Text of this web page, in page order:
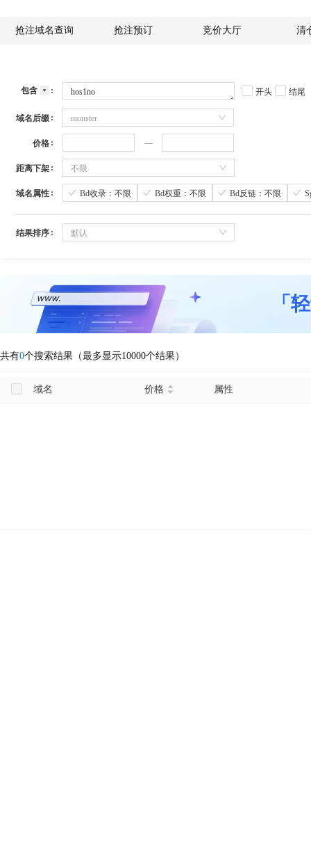
抢注域名查询 抢注预订 竞价大厅 清
包含 开头 结尾
域名后缀 monster
价格
距离下架 不限
域名属性 Bd收录：不限 Bd权重：不限 Bd反链：不限
结果排序 默认
「
共有0个搜索结果（最多显示10000个结果）
域名 价格 属性